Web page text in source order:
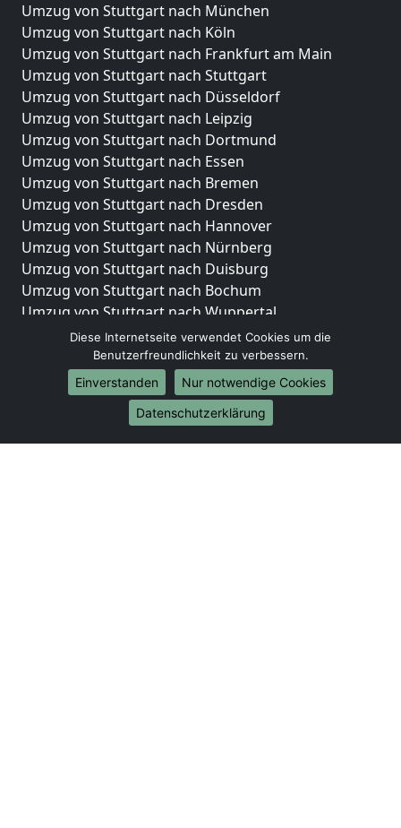
Umzug von Stuttgart nach München
Umzug von Stuttgart nach Köln
Umzug von Stuttgart nach Frankfurt am Main
Umzug von Stuttgart nach Stuttgart
Umzug von Stuttgart nach Düsseldorf
Umzug von Stuttgart nach Leipzig
Umzug von Stuttgart nach Dortmund
Umzug von Stuttgart nach Essen
Umzug von Stuttgart nach Bremen
Umzug von Stuttgart nach Dresden
Umzug von Stuttgart nach Hannover
Umzug von Stuttgart nach Nürnberg
Umzug von Stuttgart nach Duisburg
Umzug von Stuttgart nach Bochum
Umzug von Stuttgart nach Wuppertal
Umzug von Stuttgart nach Bielefeld
Umzug von Stuttgart nach Bonn
Umzug von Stuttgart nach Münster
Internationale-Umzüge
Umzug von Stuttgart nach Brasilien
Diese Internetseite verwendet Cookies um die
Benutzerfreundlichkeit zu verbessern.
Einverstanden
Nur notwendige Cookies
Datenschutzerklärung